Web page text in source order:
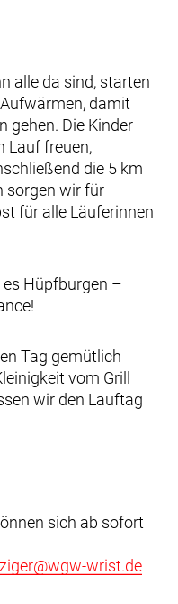
alle da sind, starten
damit
gehen. Die Kinder
Lauf freuen,
die 5 km
sorgen wir für
für alle Läuferinnen
es Hüpfburgen –
Tag gemütlich
vom Grill
wir den Lauftag
sich ab sofort
wrist.de